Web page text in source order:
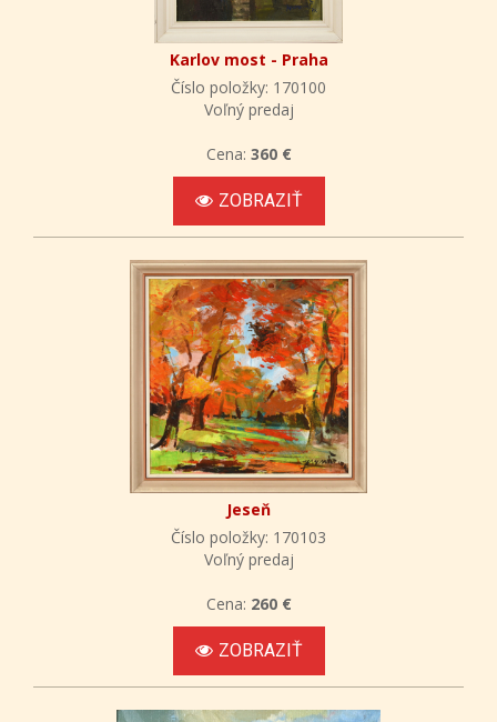
Karlov most - Praha
Číslo položky: 170100
Voľný predaj
Cena: 360 €
ZOBRAZIŤ
Jeseň
Číslo položky: 170103
Voľný predaj
Cena: 260 €
ZOBRAZIŤ